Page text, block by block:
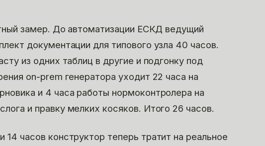
замер. До автоматизации ЕСКД ведущий
документации для типового узла 40 часов.
из одних таблиц в другие и подгонку под
on-prem генератора уходит 22 часа на
и 4 часа работы нормоконтролера на
и правку мелких косяков. Итого 26 часов.
часов конструктор теперь тратит на реальное